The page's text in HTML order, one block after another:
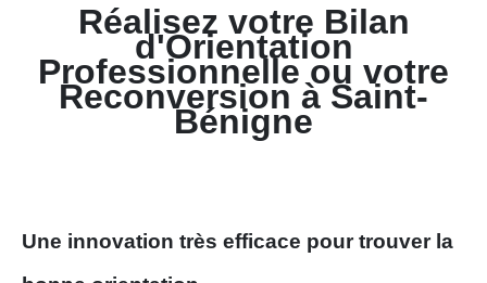
Réalisez votre Bilan
d'Orientation
Professionnelle ou votre
Reconversion àSaint-
Bénigne
Une innovation très efficace pour trouver la